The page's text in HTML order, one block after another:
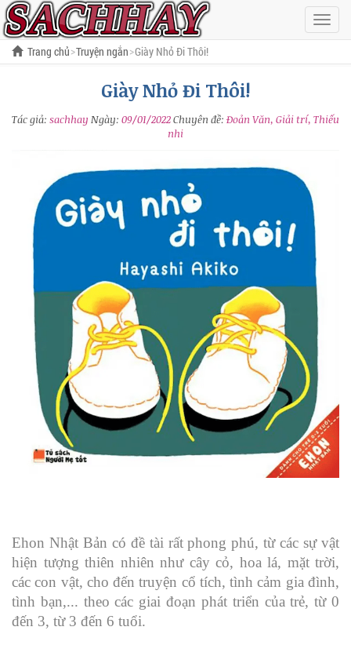
Hiện
menu
Trang chủ Truyện ngắn Giày Nhỏ Đi Thôi!
Giày Nhỏ Đi Thôi!
Tác giả: sachhay Ngày: 09/01/2022Chuyên đề: Đoản Văn, Giải trí, Thiếu
nhi
Ehon Nhật Bản có đề tài rất phong phú, từ các sự vật
hiện tượng thiên nhiên như cây cỏ, hoa lá, mặt trời,
các con vật, cho đến truyện cổ tích, tình cảm gia đình,
tình bạn,... theo các giai đoạn phát triển của trẻ, từ 0
đến 3, từ 3 đến 6 tuổi.